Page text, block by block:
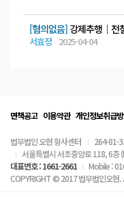
[혐의없음] 강제추행│전
서효정 2025-04-04
면책공고 이용약관 개인정보취급
법무법인 오현 형사센터 264-81-
서울특별시 서초중앙로 118, 6층
대표번호 : 1661-2661
Mobile :
COPYRIGHT © 2017 법무법인오현.